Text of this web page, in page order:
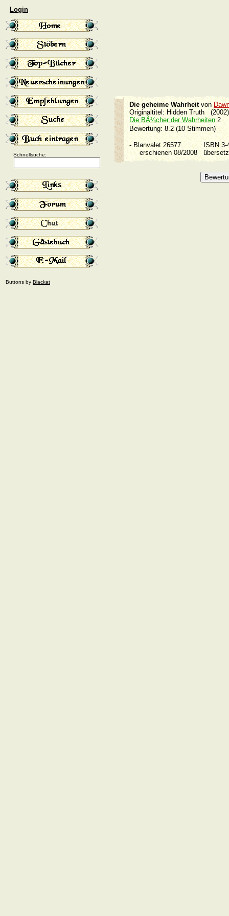
Login
Schnellsuche:
Buttons by Blackat
Die geheime Wahrheitvon
Originaltitel: Hidden Truth (2002)
Die BÃ¼cher der Wahrheiten 2
Bewertung: 8.2 (10 Stimmen)
- Blanvalet 26577
ISBN
erschienen 08/2008